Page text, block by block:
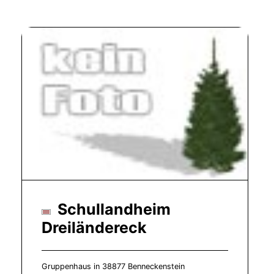
Schullandheim
Dreiländereck
Gruppenhaus in 38877 Benneckenstein